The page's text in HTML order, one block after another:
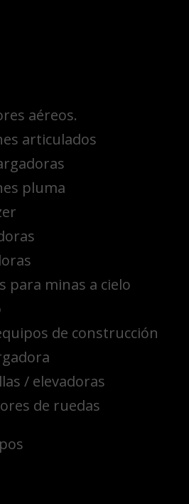
aéreos.
articulados
pluma
para minas a cielo
de construcción
/ elevadoras
de ruedas